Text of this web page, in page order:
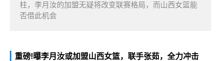
柱，李月汝的加盟无疑将改变联赛格局，而山西女篮能
否借此机会
重磅!曝李月汝或加盟山西女篮，联手张茹，全力冲击